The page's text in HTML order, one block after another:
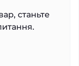
станьте